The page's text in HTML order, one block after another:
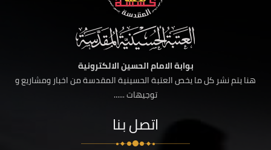
بوابة الامام الحسين الالكترونية
هنا يتم نشر كل ما يخص العتبة الحسينية المقدسة من اخبار ومشاريع و
توجيهات ......
اتصل بنا